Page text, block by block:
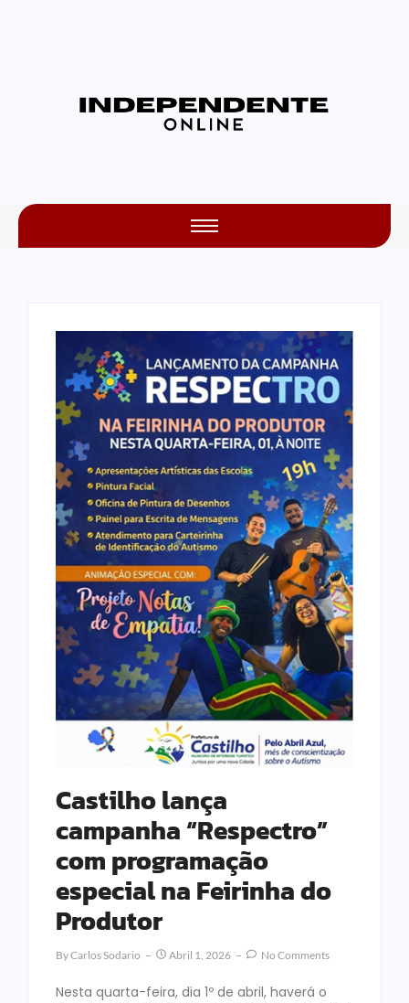
Castilho lança
campanha “Respectro”
com programação
especial na Feirinha do
Produtor
ByCarlos Sodario Abril 1, 2026 No Comments
Nesta quarta-feira, dia 1º de abril, haverá o